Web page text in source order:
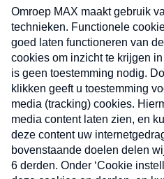
uw mailbox.